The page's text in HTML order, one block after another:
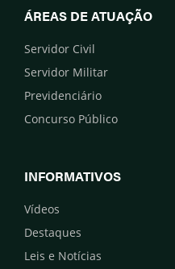
ÁREAS DE ATUAÇÃO
Servidor Civil
Servidor Militar
Previdenciário
Concurso Público
INFORMATIVOS
Vídeos
Destaques
Leis e Notícias